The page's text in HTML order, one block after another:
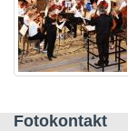
Fotokontakt